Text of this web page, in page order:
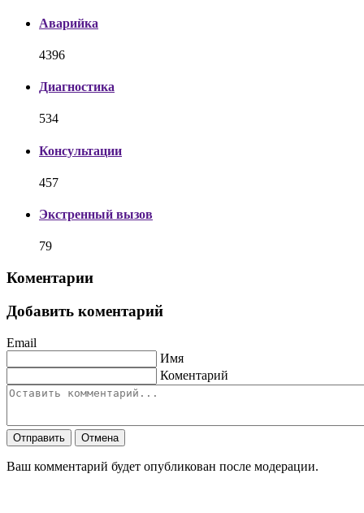
Аварийка
4396
Диагностика
534
Консультации
457
Экстренный вызов
79
Коментарии
Добавить коментарий
Email
Имя
Коментарий
Отправить Отмена
Ваш комментарий будет опубликован после модерации.